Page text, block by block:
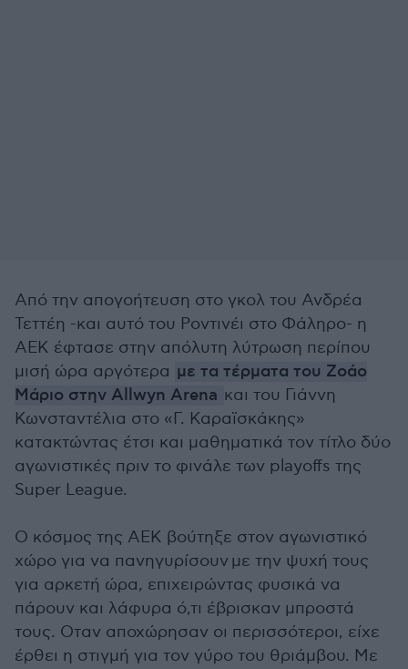
Από την απογοήτευση στο γκολ του Ανδρέα
Τεττέη -και αυτό του Ροντινέι στο Φάληρο- η
ΑΕΚ έφτασε στην απόλυτη λύτρωση περίπου
μισή ώρα αργότερα με τα τέρματα του Ζοάο
Μάριο στην Allwyn Arena και του Γιάννη
Κωνσταντέλια στο «Γ. Καραϊσκάκης»
κατακτώντας έτσι και μαθηματικά τον τίτλο δύο
αγωνιστικές πριν το φινάλε των playoffs της
Super League.
Ο κόσμος της ΑΕΚ βούτηξε στον αγωνιστικό
χώρο για να πανηγυρίσουν με την ψυχή τους
για αρκετή ώρα, επιχειρώντας φυσικά να
πάρουν και λάφυρα ό,τι έβρισκαν μπροστά
τους. Οταν αποχώρησαν οι περισσότεροι, είχε
έρθει η στιγμή για τον γύρο του θριάμβου. Με